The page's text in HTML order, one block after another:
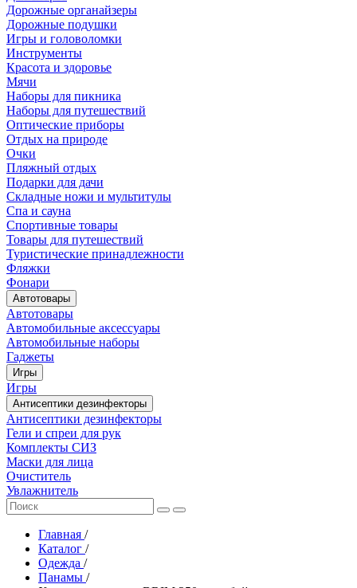
Дорожные органайзеры
Дорожные подушки
Игры и головоломки
Инструменты
Красота и здоровье
Мячи
Наборы для пикника
Наборы для путешествий
Оптические приборы
Отдых на природе
Очки
Пляжный отдых
Подарки для дачи
Складные ножи и мультитулы
Спа и сауна
Спортивные товары
Товары для путешествий
Туристические принадлежности
Фляжки
Фонари
Автотовары
Автотовары
Автомобильные аксессуары
Автомобильные наборы
Гаджеты
Игры
Игры
Антисептики дезинфекторы
Антисептики дезинфекторы
Гели и спреи для рук
Комплекты СИЗ
Маски для лица
Очиститель
Увлажнитель
Главная /
Каталог /
Одежда /
Панамы /